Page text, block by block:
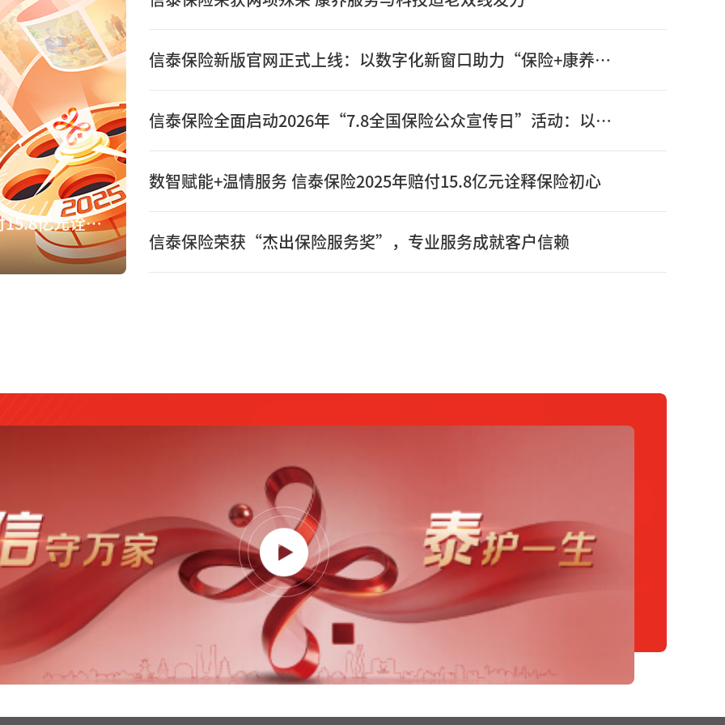
数智赋能+温情服务 信泰保险2025年赔付15.8亿元诠释保险初心
信泰保险新版官网正式上线：以数字化新窗口助力“保险+康养”高质量发展
信泰保险全面启动2026年“7.8全国保险公众宣传日”活动：以奋进姿态书写“十五五”开局之年保险答卷
数智赋能+温情服务 信泰保险2025年赔付15.8亿元诠释保险初心
信泰保险荣获“杰出保险服务奖”，专业服务成就客户信赖